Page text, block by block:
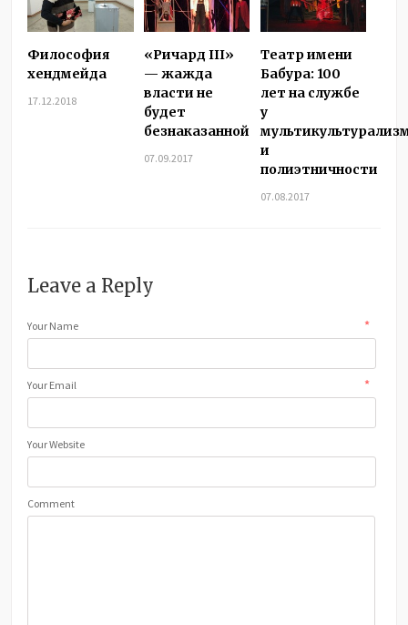
Философия
хендмейда
17.12.2018
«Ричард III»
— жажда
власти не
будет
безнаказанной
07.09.2017
Театр имени
Бабура: 100
лет на службе
у
и
полиэтничности
07.08.2017
Leave a Reply
Your Name *
Your Email *
Your Website
Comment